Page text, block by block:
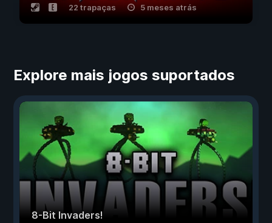
22 trapaças 5 meses atrás
Explore mais jogos suportados
8-Bit Invaders!